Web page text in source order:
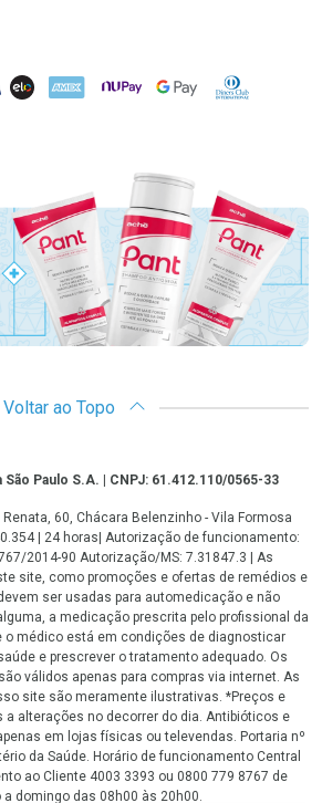
ELO AMEX NuPay Google PayDiners Club
Destaque
Voltar ao Topo
Paulo S.A. | CNPJ: 61.412.110/0565-33
Renata, 60, Chácara Belenzinho - Vila Formosa
| 24 horas| Autorização de funcionamento:
2014-90 Autorização/MS: 7.31847.3 | As
site, como promoções e ofertas de remédios e
ser usadas para automedicação e não
a medicação prescrita pelo profissional da
o médico está em condições de diagnosticar
e prescrever o tratamento adequado. Os
válidos apenas para compras via internet. As
site são meramente ilustrativas. *Preços e
a alterações no decorrer do dia. Antibióticos e
em lojas físicas ou televendas. Portaria nº
da Saúde. Horário de funcionamento Central
ao Cliente 4003 3393 ou 0800 779 8767 de
a domingo das 08h00 às 20h00.